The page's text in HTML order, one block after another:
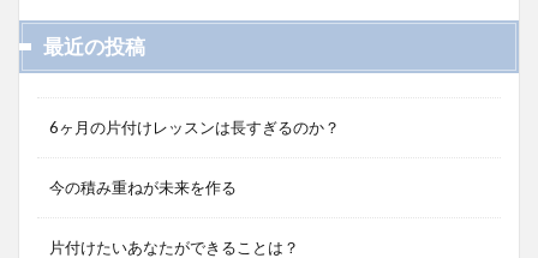
最近の投稿
6ヶ月の片付けレッスンは長すぎるのか？
今の積み重ねが未来を作る
片付けたいあなたができることは？